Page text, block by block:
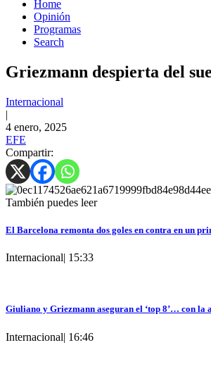
Home
Opinión
Programas
Search
Griezmann despierta del
Internacional
|
4 enero, 2025
EFE
Compartir:
También puedes leer
El Barcelona remonta dos goles en contra en un
Internacional| 15:33
Giuliano y Griezmann aseguran el ‘top 8’… con la
Internacional| 16:46